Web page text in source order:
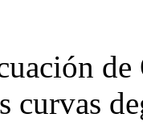
curvas